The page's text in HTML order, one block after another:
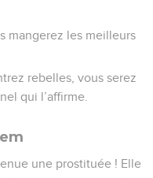
mangerez les meilleurs
rebelles, vous serez
qui l’affirme.
une prostituée ! Elle